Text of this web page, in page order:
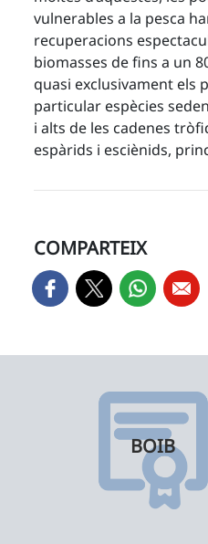
vulnerables a la pesca
recuperacions
biomasses de fins a un
quasi exclusivament els
particular espècies
i alts de les cadenes
espàrids i esciènids,
COMPARTEIX
BOIB